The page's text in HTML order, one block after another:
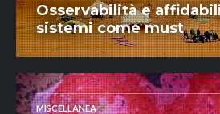
Osservabilità e
sistemi come must
MISCELLANEA